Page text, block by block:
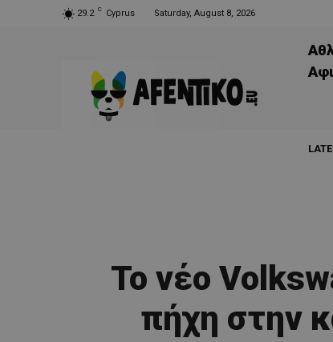
29.2 C Cyprus Saturday, August 8, 2026
Το νέο
πήχη στην